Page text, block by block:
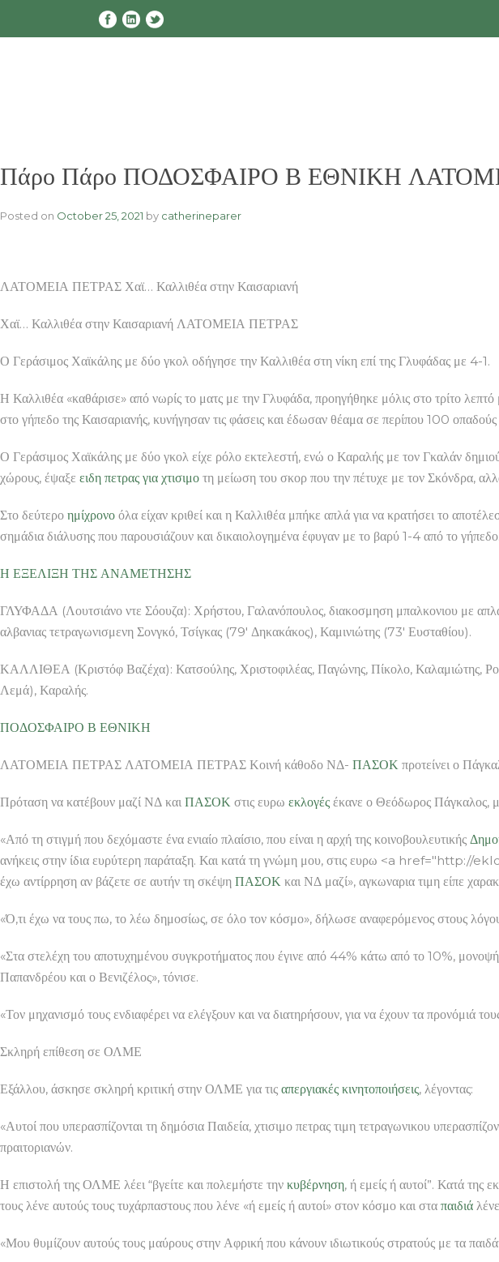
Πάρο Πάρο ΠΟΔΟΣΦΑΙΡΟ Β ΕΘΝΙΚΗ
Posted on October 25, 2021 by catherineparer
ΛΑΤΟΜΕΙΑ ΠΕΤΡΑΣ Χαϊ… Καλλιθέα στην Καισαριανή
Χαϊ… Καλλιθέα στην Καισαριανή ΛΑΤΟΜΕΙΑ ΠΕΤΡΑΣ
Ο Γεράσιμος Χαϊκάλης με δύο γκολ οδήγησε την Καλλιθέα στη νίκη επί της Γλυφάδας με 4-1.
Η Καλλιθέα «καθάρισε» από νωρίς το ματς με την Γλυφάδα, προηγήθηκε μόλις στο τρίτο
στο γήπεδο της Καισαριανής, κυνήγησαν τις φάσεις και έδωσαν θέαμα σε περίπου 100
Ο Γεράσιμος Χαϊκάλης με δύο γκολ είχε ρόλο εκτελεστή, ενώ ο Καραλής με τον Γκαλάν
χώρους, έψαξε ειδη πετρας για χτισιμο τη μείωση του σκορ που την πέτυχε με τον Σκόνδρα,
Στο δεύτερο ημίχρονο όλα είχαν κριθεί και η Καλλιθέα μπήκε απλά για να κρατήσει το
σημάδια διάλυσης που παρουσιάζουν και δικαιολογημένα έφυγαν με το βαρύ 1-4 από το
Η ΕΞΕΛΙΞΗ ΤΗΣ ΑΝΑΜΕΤΗΣΗΣ
ΓΛΥΦΑΔΑ (Λουτσιάνο ντε Σόουζα): Χρήστου, Γαλανόπουλος, διακοσμηση μπαλκονιου με απλα
αλβανιας τετραγωνισμενη Σονγκό, Τσίγκας (79′ Δηκακάκος), Καμινιώτης (73′ Ευσταθίου).
ΚΑΛΛΙΘΕΑ (Κριστόφ Βαζέχα): Κατσούλης, Χριστοφιλέας, Παγώνης, Πίκολο, Καλαμιώτης,
Λεμά), Καραλής.
ΠΟΔΟΣΦΑΙΡΟ Β ΕΘΝΙΚΗ
ΛΑΤΟΜΕΙΑ ΠΕΤΡΑΣ ΛΑΤΟΜΕΙΑ ΠΕΤΡΑΣ Κοινή κάθοδο ΝΔ- ΠΑΣΟΚ προτείνει ο
Πρόταση να κατέβουν μαζί ΝΔ και ΠΑΣΟΚ στις ευρω εκλογές έκανε ο Θεόδωρος Πάγκαλος,
«Από τη στιγμή που δεχόμαστε ένα ενιαίο πλαίσιο, που είναι η αρχή της κοινοβουλευτικής
ανήκεις στην ίδια ευρύτερη παράταξη. Και κατά τη γνώμη μου, στις ευρω <a href="http://
έχω αντίρρηση αν βάζετε σε αυτήν τη σκέψη ΠΑΣΟΚ και ΝΔ μαζί», αγκωναρια τιμη είπε
«Ό,τι έχω να τους πω, το λέω δημοσίως, σε όλο τον κόσμο», δήλωσε αναφερόμενος στους
«Στα στελέχη του αποτυχημένου συγκροτήματος που έγινε από 44% κάτω από το 10%,
Παπανδρέου και ο Βενιζέλος», τόνισε.
«Τον μηχανισμό τους ενδιαφέρει να ελέγξουν και να διατηρήσουν, για να έχουν τα προνόμιά
Σκληρή επίθεση σε ΟΛΜΕ
Εξάλλου, άσκησε σκληρή κριτική στην ΟΛΜΕ για τις απεργιακές κινητοποιήσεις, λέγοντας:
«Αυτοί που υπερασπίζονται τη δημόσια Παιδεία, χτισιμο πετρας τιμη τετραγωνικου
πραιτοριανών.
Η επιστολή της ΟΛΜΕ λέει “βγείτε και πολεμήστε την κυβέρνηση, ή εμείς ή αυτοί”. Κατά της
τους λένε αυτούς τους τυχάρπαστους που λένε «ή εμείς ή αυτοί» στον κόσμο και στα παιδιά
«Μου θυμίζουν αυτούς τους μαύρους στην Αφρική που κάνουν ιδιωτικούς στρατούς με τα